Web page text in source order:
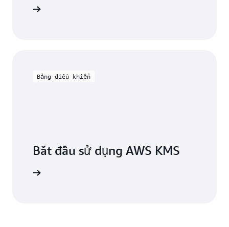
Bảng điều khiển
Bắt đầu sử dụng AWS KMS